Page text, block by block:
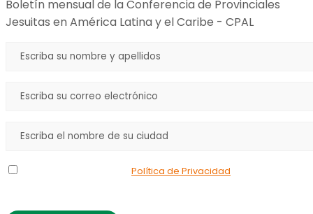
Boletín mensual de la Conferencia de Provinciales
Jesuitas en América Latina y el Caribe - CPAL
Política de Privacidad